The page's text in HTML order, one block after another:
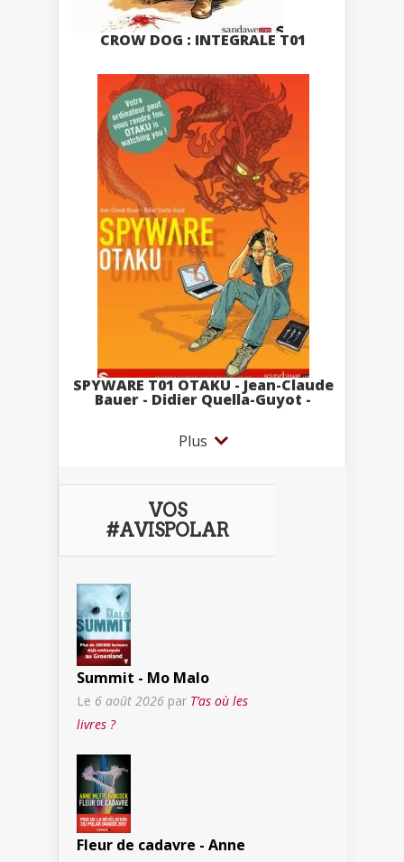
CROW DOG : INTEGRALE T01
SPYWARE T01 OTAKU - Jean-Claude
Bauer - Didier Quella-Guyot -
Plus
VOS
#AVISPOLAR
Summit - Mo Malo
Le 6 août 2026 par T’as où les
livres ?
Fleur de cadavre - Anne